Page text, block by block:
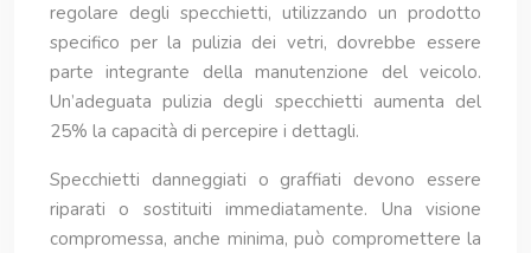
regolare degli specchietti, utilizzando un prodotto
specifico per la pulizia dei vetri, dovrebbe essere
parte integrante della manutenzione del veicolo.
Un’adeguata pulizia degli specchietti aumenta del
25% la capacità di percepire i dettagli.
Specchietti danneggiati o graffiati devono essere
riparati o sostituiti immediatamente. Una visione
compromessa, anche minima, può compromettere la